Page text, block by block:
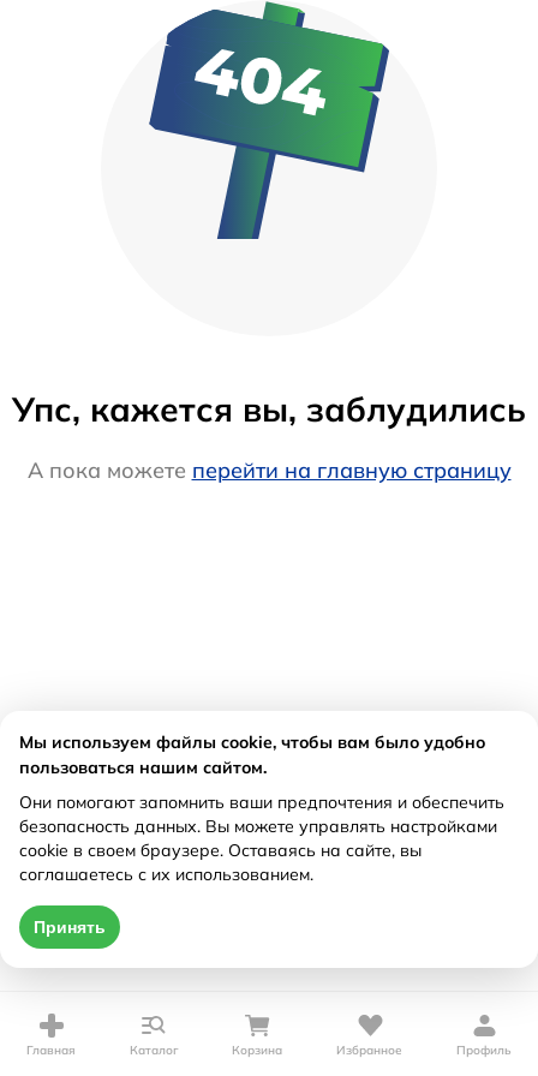
Упс, кажется вы, заблудились
А пока можете перейти на главную страницу
Главная Каталог Корзина Избранное Профиль
Мы используем файлы cookie, чтобы вам было удобно
пользоваться нашим сайтом.
Они помогают запомнить ваши предпочтения и обеспечить
безопасность данных. Вы можете управлять настройками
cookie в своем браузере. Оставаясь на сайте, вы
соглашаетесь с их использованием.
Принять